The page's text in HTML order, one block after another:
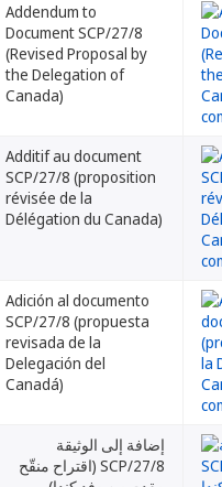
Addendum to
Document SCP/27/8
(Revised Proposal by
the Delegation of
Canada)
Additif au document
SCP/27/8 (proposition
révisée de la
Délégation du Canada)
Adición al documento
SCP/27/8 (propuesta
revisada de la
Delegación del
Canadá)
إضافة إلى الوثيقة
SCP/27/8 (اقتراح منقّح